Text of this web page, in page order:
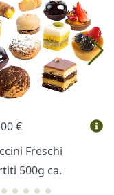
€
Freschi
500g ca.